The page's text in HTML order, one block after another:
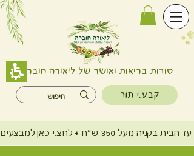
סודות בריאות ואושר של ליאורה חוברה
קבע.י תור
ש"ח + לחצ.י כאן למבצעים